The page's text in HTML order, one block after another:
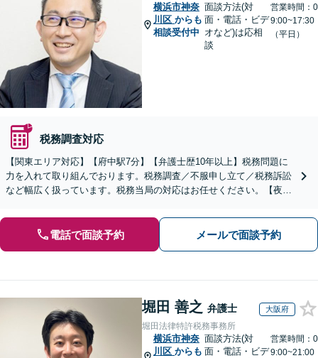
横浜市神奈
川区 からも
相談受付中
面談方法(対
面・電話・ビデ
オなど)は応相
談
営業時間：0
9:00~17:30
（平日）
税務調査対応
【関東エリア対応】【府中駅7分】【弁護士歴10年以上】税務問題に
力を入れて取り組んでおります。税務調査／不服申し立て／税務訴訟
など幅広く扱っています。税務当局の対応はお任せください。【夜
電話で面談予約 メールで面談予約
堀田 善之 弁護士 大阪府
堀田法律特許税務事務所
横浜市神奈
川区 からも
面談方法(対
面・電話・ビデ
営業時間：0
9:00~21:00